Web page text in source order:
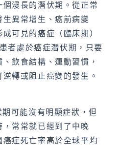
漫長的潛伏期。從正常
異常增生、癌前病變
成可見的癌症（臨床期）
者處於癌症潛伏期，只要
飲食結構、運動習慣，
轉或阻止癌變的發生。
可能沒有明顯症狀，但
常常就已經到了中晚
症死亡率高於全球平均